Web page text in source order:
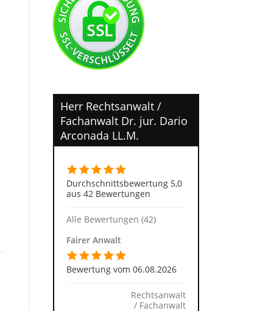
Herr Rechtsanwalt /
Fachanwalt Dr. jur. Dario
Arconada LL.M.
Durchschnittsbewertung 5,0
aus 42 Bewertungen
Alle Bewertungen (42)
Fairer Anwalt
Bewertung vom 06.08.2026
Rechtsanwalt
/ Fachanwalt